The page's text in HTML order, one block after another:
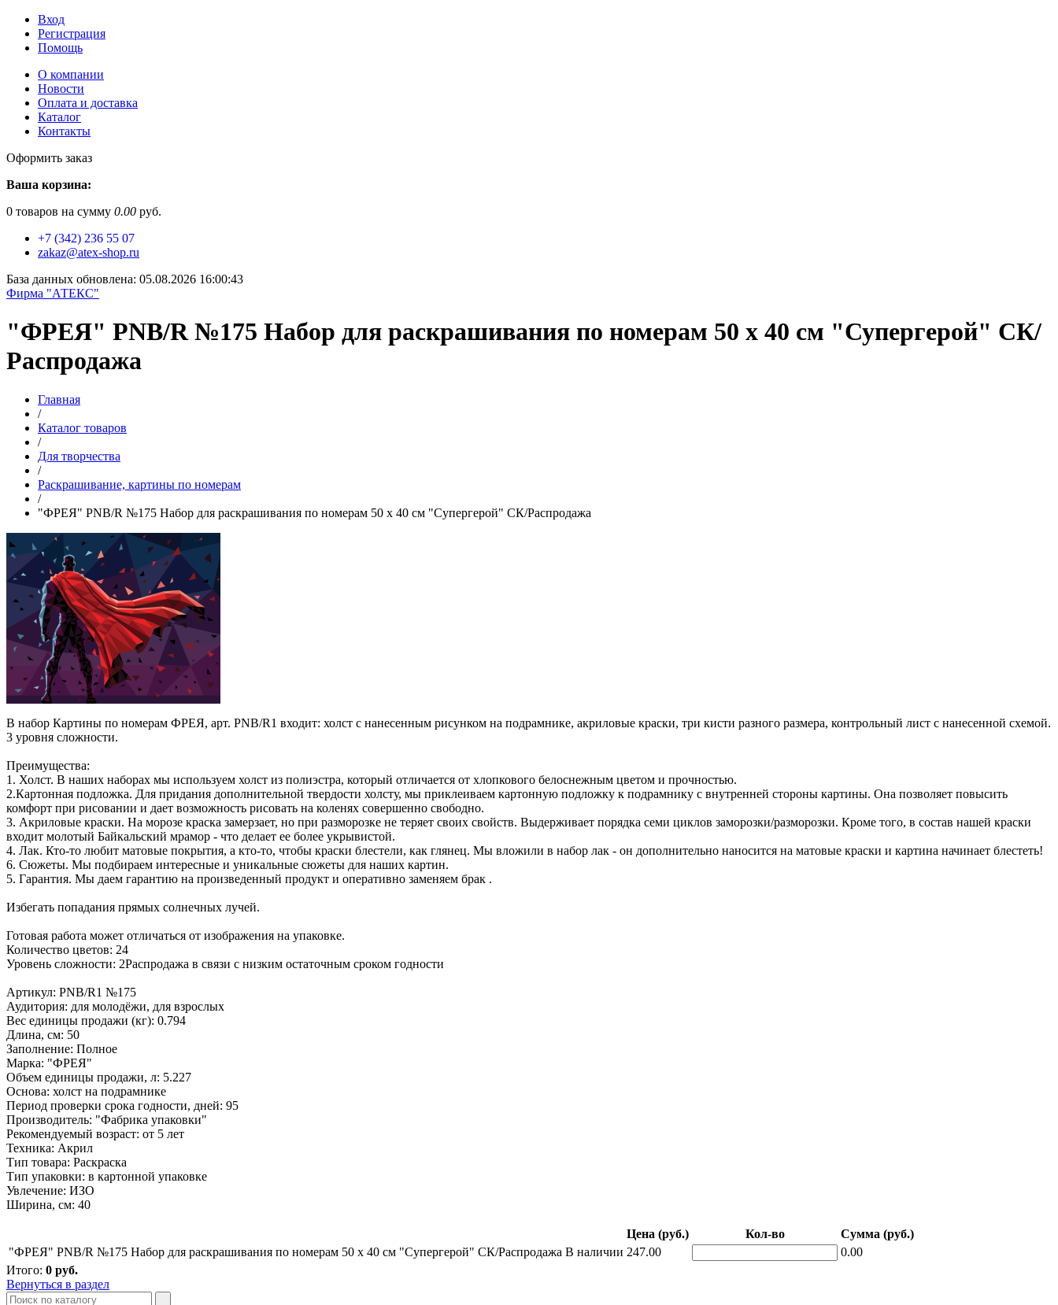
Вход
Регистрация
Помощь
О компании
Новости
Оплата и доставка
Каталог
Контакты
Оформить заказ
Ваша корзина:
0 товаров на сумму 0.00 руб.
+7 (342) 236 55 07
zakaz@atex-shop.ru
База данных обновлена: 05.08.2026 16:00:43
Фирма "АТЕКС"
"ФРЕЯ" PNB/R №175 Набор для раскрашивания по номерам 50 х 40 см "Супергерой" СК/
Распродажа
Главная
/
Каталог товаров
/
Для творчества
/
Раскрашивание, картины по номерам
/
"ФРЕЯ" PNB/R №175 Набор для раскрашивания по номерам 50 х 40 см "Супергерой" СК/Распродажа
В набор Картины по номерам ФРЕЯ, арт. PNB/R1 входит: холст с нанесенным рисунком на подрамнике, акриловые краски, три кисти разного размера, контрольный лист с нанесенной схемой.
3 уровня сложности.
Преимущества:
1. Холст. В наших наборах мы используем холст из полиэстра, который отличается от хлопкового белоснежным цветом и прочностью.
2.Картонная подложка. Для придания дополнительной твердости холсту, мы приклеиваем картонную подложку к подрамнику с внутренней стороны картины. Она позволяет повысить
комфорт при рисовании и дает возможность рисовать на коленях совершенно свободно.
3. Акриловые краски. На морозе краска замерзает, но при разморозке не теряет своих свойств. Выдерживает порядка семи циклов заморозки/разморозки. Кроме того, в состав нашей краски
входит молотый Байкальский мрамор - что делает ее более укрывистой.
4. Лак. Кто-то любит матовые покрытия, а кто-то, чтобы краски блестели, как глянец. Мы вложили в набор лак - он дополнительно наносится на матовые краски и картина начинает блестеть!
6. Сюжеты. Мы подбираем интересные и уникальные сюжеты для наших картин.
5. Гарантия. Мы даем гарантию на произведенный продукт и оперативно заменяем брак .
Избегать попадания прямых солнечных лучей.
Готовая работа может отличаться от изображения на упаковке.
Количество цветов: 24
Уровень сложности: 2Распродажа в связи с низким остаточным сроком годности
Артикул: PNB/R1 №175
Аудитория: для молодёжи, для взрослых
Вес единицы продажи (кг): 0.794
Длина, см: 50
Заполнение: Полное
Марка: "ФРЕЯ"
Объем единицы продажи, л: 5.227
Основа: холст на подрамнике
Период проверки срока годности, дней: 95
Производитель: "Фабрика упаковки"
Рекомендуемый возраст: от 5 лет
Техника: Акрил
Тип товара: Раскраска
Тип упаковки: в картонной упаковке
Увлечение: ИЗО
Ширина, см: 40
Цена (руб.) Кол-во
Сумма (руб.)
"ФРЕЯ" PNB/R №175 Набор для раскрашивания по номерам 50 х 40 см "Супергерой" СК/Распродажа В наличии 247.00
0.00
Итого: 0 руб.
Вернуться в раздел